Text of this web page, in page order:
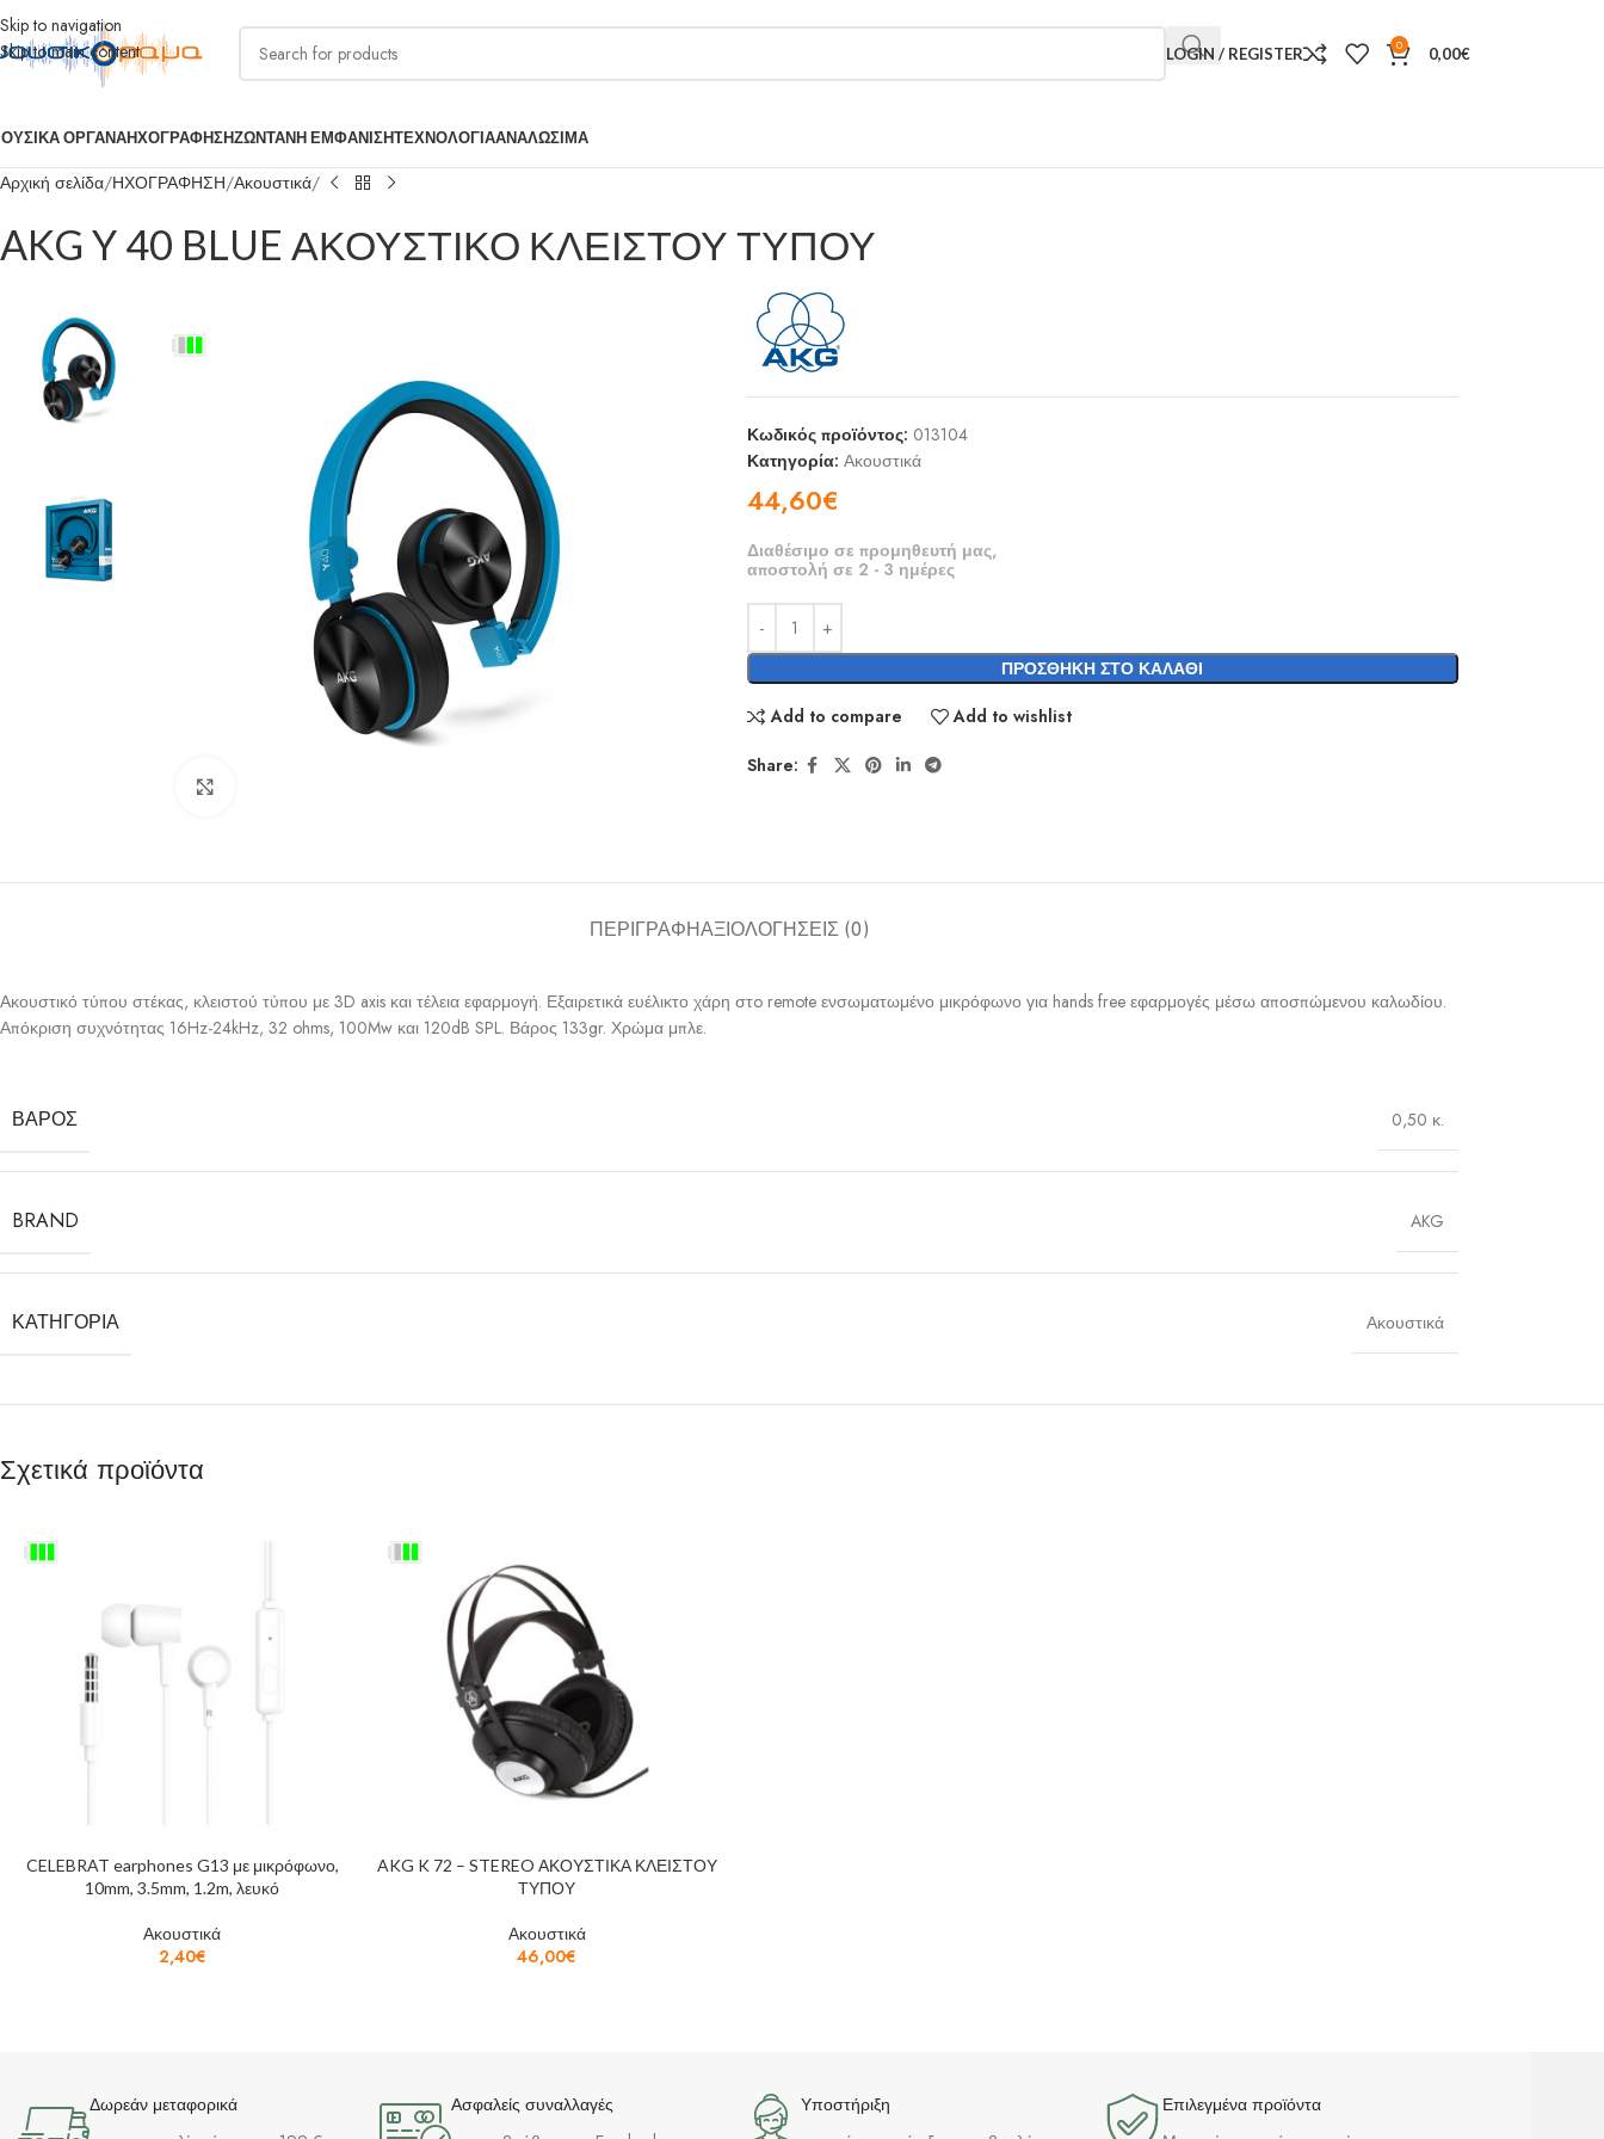
Skip to navigation
Skip to main content
LOGIN / REGISTER 0 0,00€
ΟΡΓΑΝΑΗΧΟΓΡΑΦΗΣΗΖΩΝΤΑΝΗ ΕΜΦΑΝΙΣΗΤΕΧΝΟΛΟΓΙΑΑΝΑΛΩΣΙΜΑ
Αρχική σελίδα ΗΧΟΓΡΑΦΗΣΗ Ακουστικά
AKG Y 40 BLUE ΑΚΟΥΣΤΙΚΟ ΚΛΕΙΣΤΟΥ ΤΥΠΟΥ
Κωδικός προϊόντος: 013104
Κατηγορία: Ακουστικά
44,60€
Διαθέσιμο σε προμηθευτή μας,
αποστολή σε 2 - 3 ημέρες
ΠΡΟΣΘΉΚΗ ΣΤΟ ΚΑΛΆΘΙ
Add to compare Add to wishlist
Share:
ΠΕΡΙΓΡΑΦΉΑΞΙΟΛΟΓΉΣΕΙΣ (0)
Ακουστικό τύπου στέκας, κλειστού τύπου με 3D axis και τέλεια εφαρμογή. Εξαιρετικά ευέλικτο χάρη στo remote ενσωματωμένο μικρόφωνο για hands free εφαρμογές μέσω αποσπώμενου καλωδίου.
Απόκριση συχνότητας 16Hz-24kHz, 32 ohms, 100Mw και 120dB SPL. Βάρος 133gr. Χρώμα μπλε.
ΒΆΡΟΣ 0,50 κ.
BRAND AKG
ΚΑΤΗΓΟΡΊΑ Ακουστικά
Σχετικά προϊόντα
CELEBRAT earphones G13 με μικρόφωνο,
10mm, 3.5mm, 1.2m, λευκό
Ακουστικά
2,40€
AKG K 72 – STEREO ΑΚΟΥΣΤΙΚΑ ΚΛΕΙΣΤΟΥ
ΤΥΠΟΥ
Ακουστικά
46,00€
Δωρεάν μεταφορικά Ασφαλείς συναλλαγές Υποστήριξη Επιλεγμένα προϊόντα​